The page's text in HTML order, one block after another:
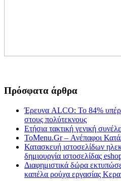
Πρόσφατα άρθρα
Έρευνα ALCO: Το 84%
στους πολύτεκνους
Ετήσια τακτική γενική
ToMenu.Gr – Ανέπαφοι
Κατασκευή ιστοσελίδων
δημιουργία ιστοσελίδας
Διαφημιστικά δώρα
καπέλα ρούχα εργασίας